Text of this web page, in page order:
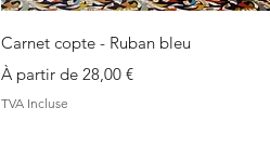
Aperçu rapide
Carnet copte - Ruban bleu
À partir de 28,00 €
Prix promotionnel
TVA Incluse